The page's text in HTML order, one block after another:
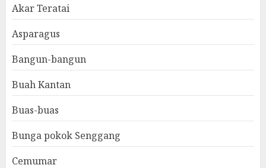
Akar Teratai
Asparagus
Bangun-bangun
Buah Kantan
Buas-buas
Bunga pokok Senggang
Cemumar